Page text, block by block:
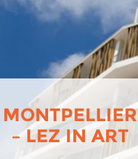
MONTPELLIER
– LEZ IN ART